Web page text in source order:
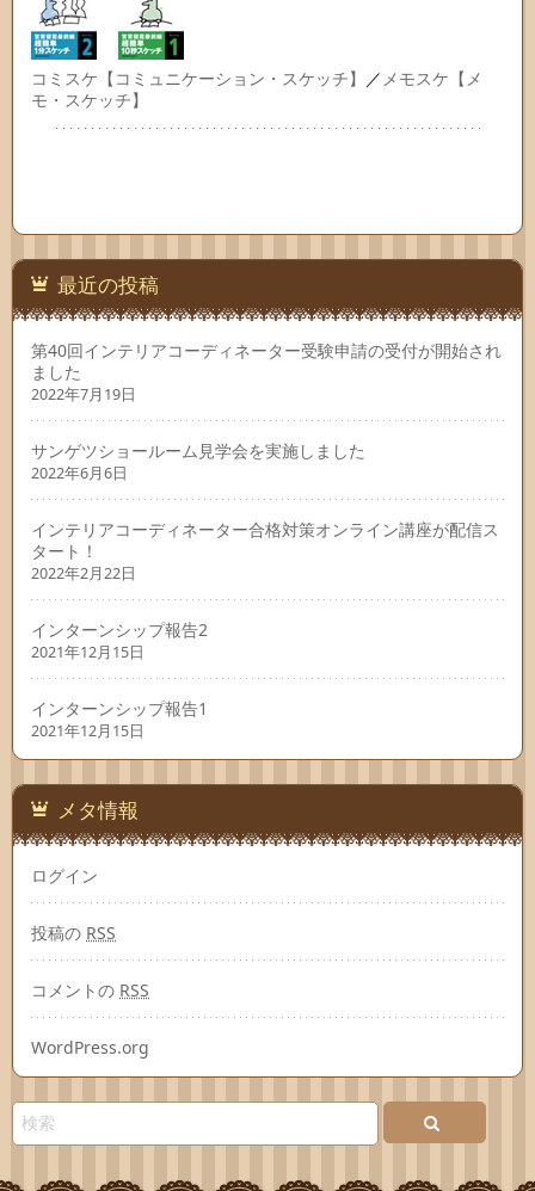
コミスケ【コミュニケーション・スケッチ】 ／ メモスケ【メ
モ・スケッチ】
最近の投稿
第40回インテリアコーディネーター受験申請の受付が開始され
ました
2022年7月19日
サンゲツショールーム見学会を実施しました
2022年6月6日
インテリアコーディネーター合格対策オンライン講座が配信ス
タート！
2022年2月22日
インターンシップ報告2
2021年12月15日
インターンシップ報告1
2021年12月15日
メタ情報
ログイン
投稿の RSS
コメントの RSS
WordPress.org